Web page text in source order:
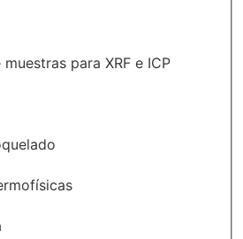
para XRF e ICP